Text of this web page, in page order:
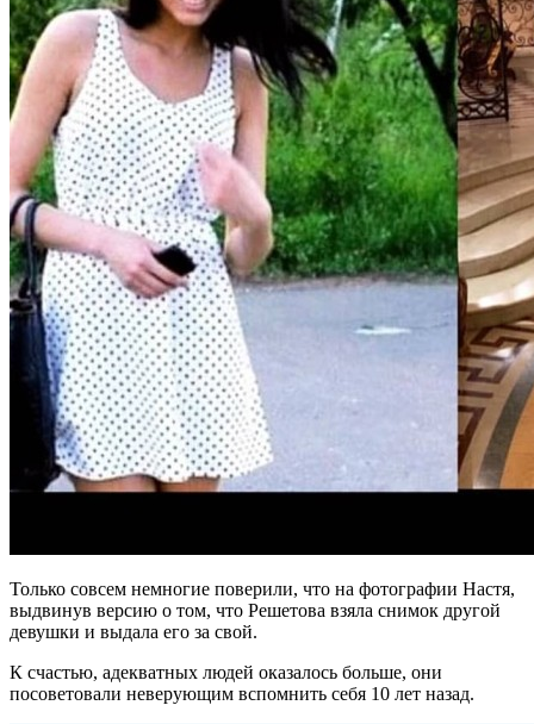
Только совсем немногие поверили, что на фотографии Настя,
выдвинув версию о том, что Решетова взяла снимок другой
девушки и выдала его за свой.
К счастью, адекватных людей оказалось больше, они
посоветовали неверующим вспомнить себя 10 лет назад.